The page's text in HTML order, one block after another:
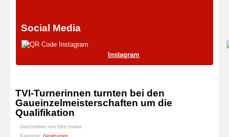
Social Media
Instagram
TVI-Turnerinnen turnten bei den
Gaueinzelmeisterschaften um die
Qualifikation
Geschrieben von Elke Haiber
Kategorie: Gerätturnen